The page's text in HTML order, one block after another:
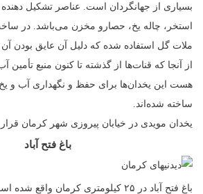
بسیاری از جهانگردان است. عناصر تشکیل دهنده
استخر، چاله یخ، حصارو مخزن می‌باشد. در
ملات گل استفاده شده که دلیل آن عایق بودن
از آنجا که قنات‌ها از گذشته تا کنون منبع
هست این یخدان‌ها برای حفظ و نگهداری آب و
ساخته شده‌اند.
یخدان مویدی در خیابان پیروزی شهر کرمان قرار
باغ فتح آباد
باغ فتح آباد در ۲۵ کیلومتری کرمان